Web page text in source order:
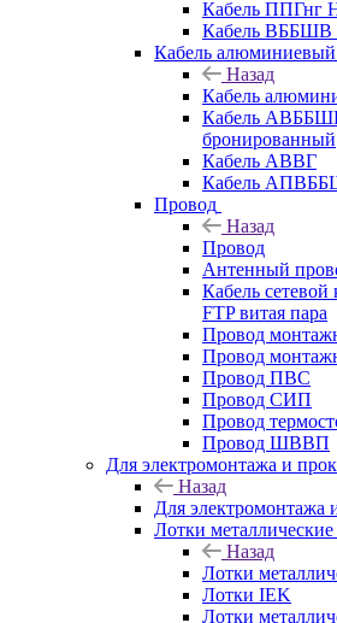
Кабель ППГнг
Кабель ВББШВ
Кабель алюминиевый
Назад
Кабель
Кабель
бронированный
Кабель АВВГ
Кабель
Провод
Назад
Провод
Антенный
Кабель
FTP витая пара
Провод
Провод
Провод ПВС
Провод СИП
Провод
Провод ШВВП
Для электромонтажа и
Назад
Для электромонтажа
Лотки металлические
Назад
Лотки
Лотки IEK
Лотки